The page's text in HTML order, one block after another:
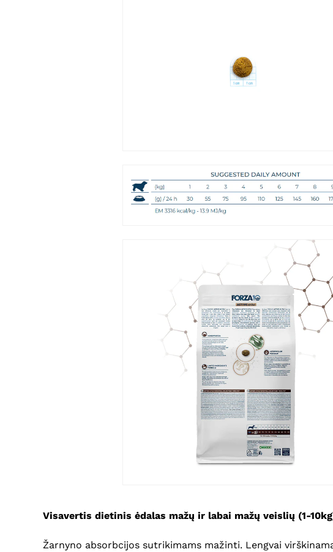
Visavertis dietinis ėdalas mažų ir labai mažų veislių (1-
Žarnyno absorbcijos sutrikimams mažinti. Lengvai